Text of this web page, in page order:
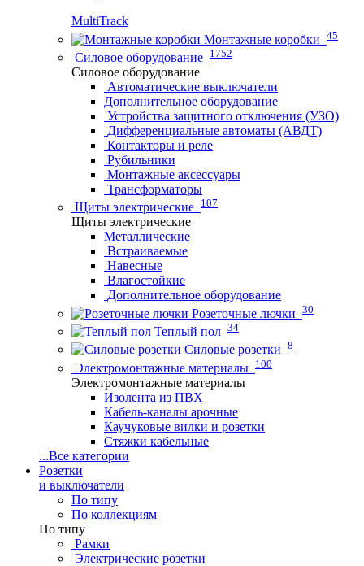
MultiTrack
Монтажные коробки 45
Силовое оборудование 1752
Силовое оборудование
Автоматические выключатели
Дополнительное оборудование
Устройства защитного отключения (УЗО)
Дифференциальные автоматы (АВДТ)
Контакторы и реле
Рубильники
Монтажные аксессуары
Трансформаторы
Щиты электрические 107
Щиты электрические
Металлические
Встраиваемые
Навесные
Влагостойкие
Дополнительное оборудование
Розеточные лючки 30
Теплый пол 34
Силовые розетки 8
Электромонтажные материалы 100
Электромонтажные материалы
Изолента из ПВХ
Кабель-каналы арочные
Каучуковые вилки и розетки
Стяжки кабельные
...Все категории
Розетки
и выключатели
По типу
По коллекциям
По типу
Рамки
Электрические розетки